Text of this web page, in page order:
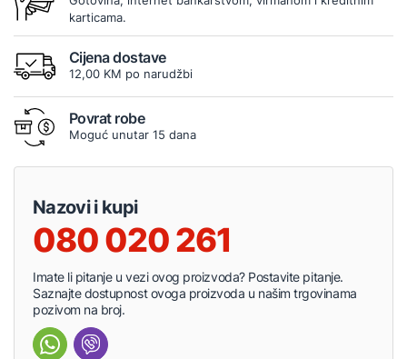
karticama.
Cijena dostave
12,00 KM po narudžbi
Povrat robe
Moguć unutar 15 dana
Nazovi i kupi
080 020 261
Imate li pitanje u vezi ovog proizvoda? Postavite pitanje.
Saznajte dostupnost ovoga proizvoda u našim trgovinama
pozivom na broj.